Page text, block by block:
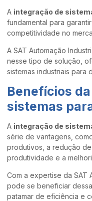
A integração de
fundamental para
competitividade no
A SAT Automação
nesse tipo de solução,
sistemas industriais para
Benefícios da
sistemas
A integração de
série de vantagens,
produtivos, a redução
produtividade e a
Com a expertise da SAT
pode se beneficiar
patamar de eficiência e